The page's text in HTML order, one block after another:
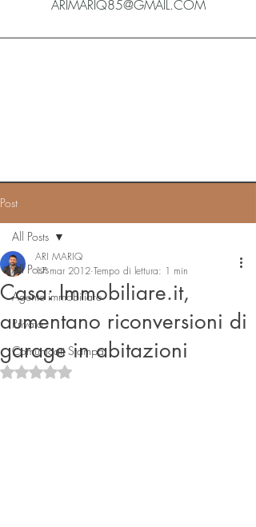
ARIMARIQ85@GMAIL.COM
Post
All Posts
Agente immobiliare
Privato
Comunicati Stampa
All Posts
Casa: Immobiliare.it,
aumentano riconversioni di
garage in abitazioni
ARI MARIQ
17 mar 2012 Tempo di lettura: 1 min
Valutazione NaN stelle su 5.